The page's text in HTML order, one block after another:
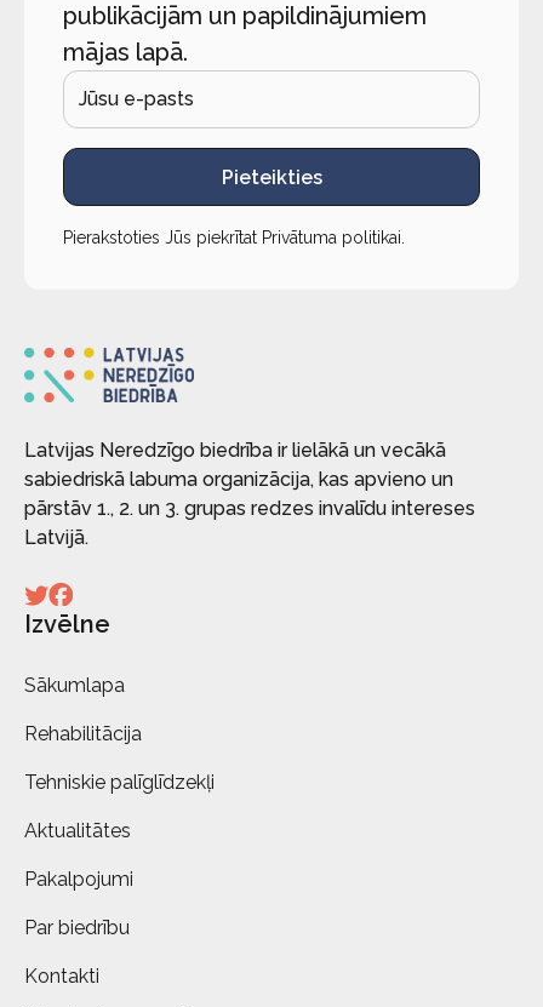
publikācijām un papildinājumiem
mājas lapā.
Pieteikties
Pierakstoties Jūs piekrītat Privātuma politikai
Latvijas Neredzīgo biedrība ir lielākā un vecākā
sabiedriskā labuma organizācija, kas apvieno un
pārstāv 1., 2. un 3. grupas redzes invalīdu intereses
Latvijā.
Izvēlne
Sākumlapa
Rehabilitācija
Tehniskie palīglīdzekļi
Aktualitātes
Pakalpojumi
Par biedrību
Kontakti